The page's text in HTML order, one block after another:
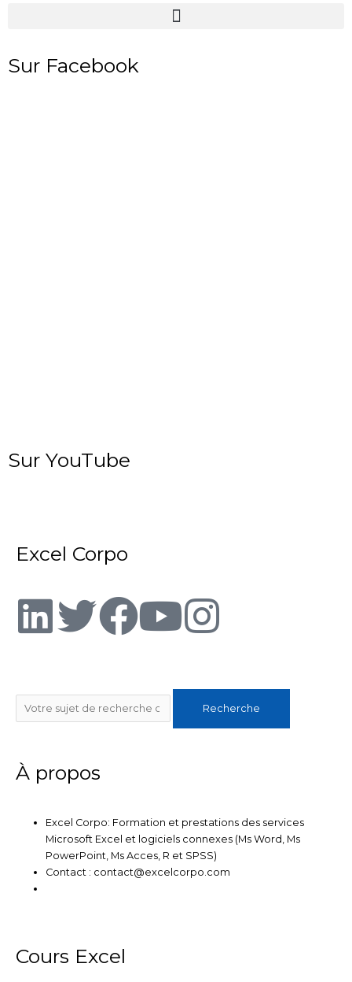
Sur Facebook
Sur YouTube
Excel Corpo
L
n
k
e
d
n
T
i
t
t
e
r
F
c
e
o
o
k
Y
u
t
b
e
I
s
t
g
r
a
Rechercher
Recherche
À propos
Excel Corpo: Formation et prestations des services
Microsoft Excel et logiciels connexes (Ms Word, Ms
PowerPoint, Ms Acces, R et SPSS)
Contact : contact@excelcorpo.com
Cours Excel